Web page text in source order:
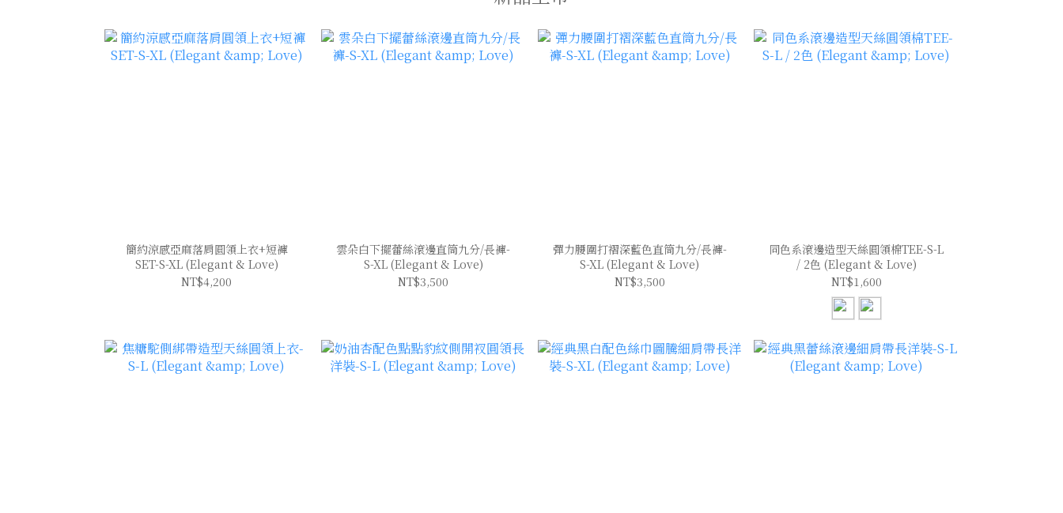
簡約涼感亞麻落肩圓領上衣+短褲
SET-S-XL (Elegant & Love)
NT$4,200
雲朵白下擺蕾絲滾邊直筒九分/長褲-
S-XL (Elegant & Love)
NT$3,500
彈力腰圍打褶深藍色直筒九分/長褲-
S-XL (Elegant & Love)
NT$3,500
同色系滾邊造型天絲圓領棉TEE-S-L
/ 2色 (Elegant & Love)
NT$1,600